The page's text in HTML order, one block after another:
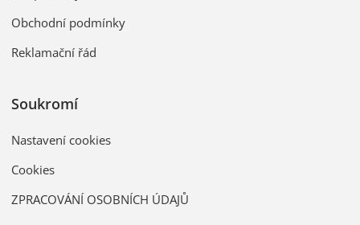
Obchodní podmínky
Reklamační řád
Soukromí
Nastavení cookies
Cookies
ZPRACOVÁNÍ OSOBNÍCH ÚDAJŮ